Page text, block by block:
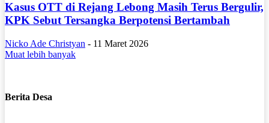
Kasus OTT di Rejang Lebong Masih Terus Bergulir,
KPK Sebut Tersangka Berpotensi Bertambah
Nicko Ade Christyan - 11 Maret 2026
Muat lebih banyak
Berita Desa